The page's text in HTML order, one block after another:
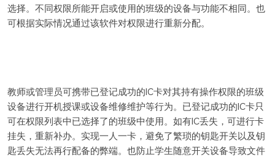
选择。不同权限所能开启或使用的班级的设备与功能不相同。也
可根据实际情况通过该软件对权限进行重新分配。
教师或管理员可携带已登记成功的IC卡对其持有操作权限的班级
设备进行开机授课或设备维修维护等行为。已登记成功的IC卡只
可在权限列表中已选择了的班级中使用。如有IC丢失，可进行卡
挂失，重新补办。实现一人一卡，避免了繁琐的钥匙开关以及钥
匙丢失无法再行配备的弊端。也防止学生随意开关设备导致文件